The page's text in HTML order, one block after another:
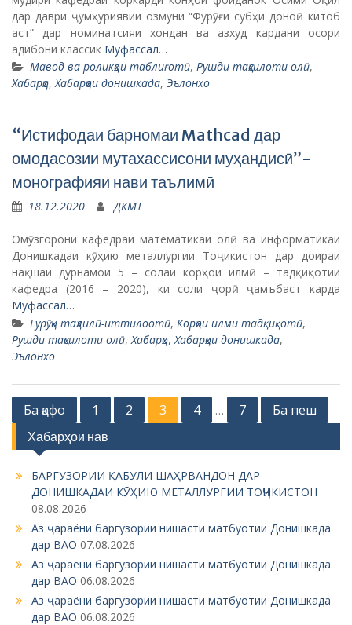
дар даври ҷумҳуриявии озмуни “Фурӯғи субҳи доноӣ китоб
аст” дар номинатсияи хондан ва азхуд кардани осори
адибони классик Муфассал…
Мавод ва роликҳои таблиғотӣ, Рушди таҳсилоти олӣ,
Хабарҳо,Хабарҳои донишкада, Эълонхо
“Истифодаи барномаи Mathcad дар
омодасозии мутахассисони муҳандисӣ”-
монографияи нави таълимӣ
18.12.2020 ДКМТ
Омӯзгорони кафедраи математикаи олӣ ва информатикаи
Донишкадаи кӯҳию металлургии Тоҷикистон дар доираи
нақшаи дурнамои 5 – солаи корҳои илмӣ – тадқиқотии
кафедра (2016 – 2020), ки соли ҷорӣ ҷамъбаст карда
Муфассал…
Гурӯҳи таҳлилӣ-иттилоотӣ, Корҳои илми тадқиқотӣ,
Рушди таҳсилоти олӣ, Хабарҳо, Хабарҳои донишкада,
Эълонхо
s
t
n
v
Ба қафо 1 2 3 4 … 7 Ба пеш
Хабарҳои нав
БАРГУЗОРИИ ҚАБУЛИ ШАҲРВАНДОН ДАР
ДОНИШКАДАИ КӮҲИЮ МЕТАЛЛУРГИИ ТОҶИКИСТОН
08.08.2026
Аз ҷараёни баргузории нишасти матбуотии Донишкада
дар ВАО 07.08.2026
Аз ҷараёни баргузории нишасти матбуотии Донишкада
дар ВАО 06.08.2026
Аз ҷараёни баргузории нишасти матбуотии Донишкада
дар ВАО 06.08.2026